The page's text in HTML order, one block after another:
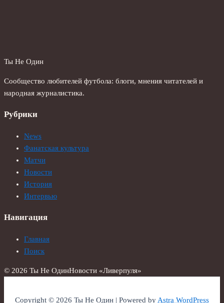
Ты Не Один
Сообщество любителей футбола: блоги, мнения читателей и
народная журналистика.
Рубрики
News
Фанатская культура
Матчи
Новости
История
Интервью
Навигация
Главная
Поиск
© 2026 Ты Не ОдинНовости «Ливерпуля»
Copyright © 2026 Ты Не Один | Powered byAstra WordPress